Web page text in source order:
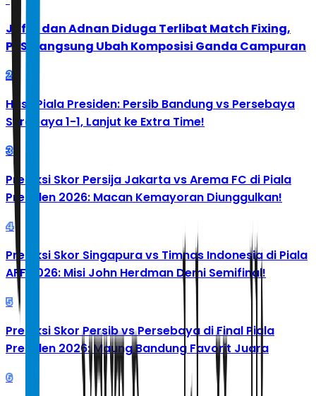
Jafar dan Adnan Diduga Terlibat Match Fixing,
PBSI Langsung Ubah Komposisi Ganda Campuran
2
Hasil Piala Presiden: Persib Bandung vs Persebaya
Surabaya 1-1, Lanjut ke Extra Time!
3
Prediksi Skor Persija Jakarta vs Arema FC di Piala
Presiden 2026: Macan Kemayoran Diunggulkan!
4
Prediksi Skor Singapura vs Timnas Indonesia di Piala
AFF 2026: Misi John Herdman Demi Semifinal!
5
Prediksi Skor Persib vs Persebaya di Final Piala
Presiden 2026: Maung Bandung Favorit Juara
6